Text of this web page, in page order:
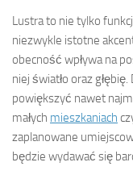
Lustra to nie tylko
niezwykle istotne
obecność wpływa na
niej światło oraz
powiększyć nawet
małych mieszkaniach
zaplanowane
będzie wydawać się